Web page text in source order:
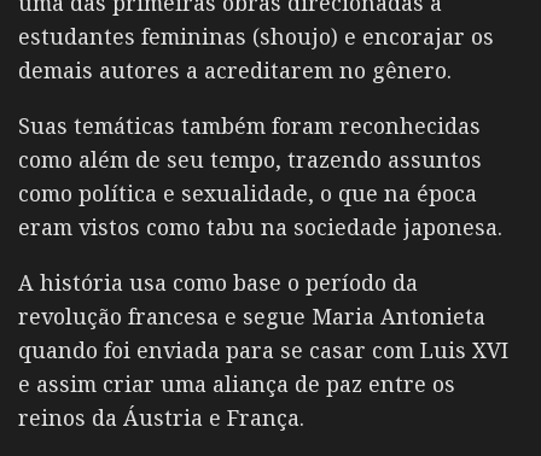
estudantes femininas (shoujo) e encorajar os
demais autores a acreditarem no gênero.
Suas temáticas também foram reconhecidas
como além de seu tempo, trazendo assuntos
como política e sexualidade, o que na época
eram vistos como tabu na sociedade japonesa.
A história usa como base o período da
revolução francesa e segue Maria Antonieta
quando foi enviada para se casar com Luis XVI
e assim criar uma aliança de paz entre os
reinos da Áustria e França.